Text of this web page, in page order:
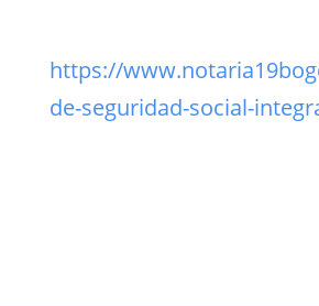
https://
de-seguridad-social-